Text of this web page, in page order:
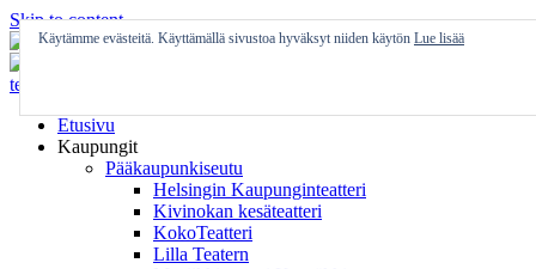
Skip to content
Etusivu
Kaupungit
Pääkaupunkiseutu
Helsingin Kaupunginteatteri
Kivinokan kesäteatteri
KokoTeatteri
Lilla Teatern
Käytämme evästeitä. Käyttämällä sivustoa hyväksyt niiden käytön Lue lisää